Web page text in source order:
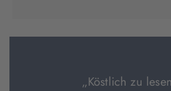
Tab
„Köstlich zu